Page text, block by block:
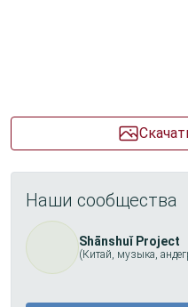
Наши сообщества
Shānshuǐ Project
(Китай, музыка,